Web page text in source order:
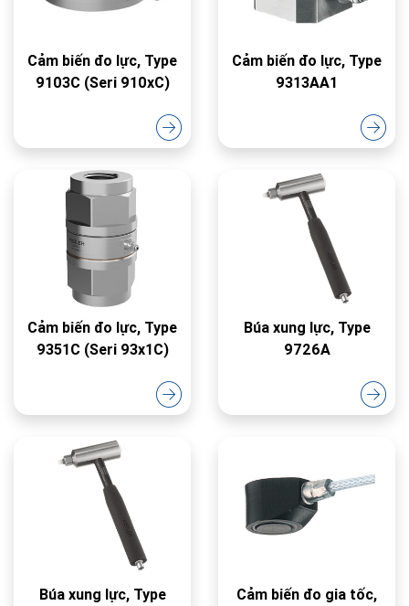
Cảm biến đo lực, Type
9103C (Seri 910xC)
Cảm biến đo lực, Type
9313AA1
Cảm biến đo lực, Type
9351C (Seri 93x1C)
Búa xung lực, Type
9726A
Búa xung lực, Type
Cảm biến đo gia tốc,